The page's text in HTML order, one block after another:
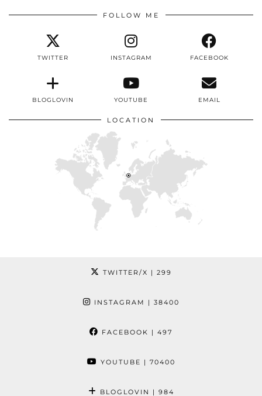
FOLLOW ME
TWITTER INSTAGRAM FACEBOOK
BLOGLOVIN YOUTUBE EMAIL
LOCATION
TWITTER/X | 299
INSTAGRAM | 38400
FACEBOOK | 497
YOUTUBE | 70400
BLOGLOVIN | 984